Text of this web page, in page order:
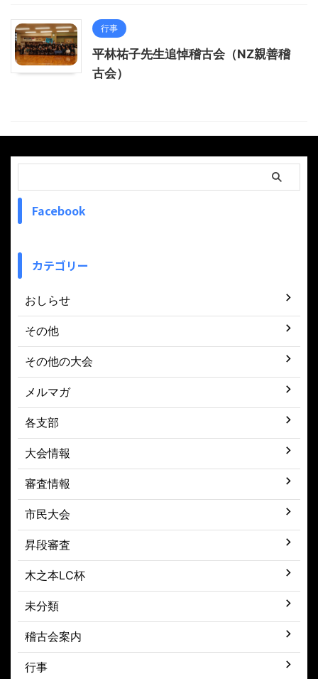
行事
平林祐子先生追悼稽古会（NZ親善稽
古会）
Facebook
カテゴリー
おしらせ
その他
その他の大会
メルマガ
各支部
大会情報
審査情報
市民大会
昇段審査
木之本LC杯
未分類
稽古会案内
行事